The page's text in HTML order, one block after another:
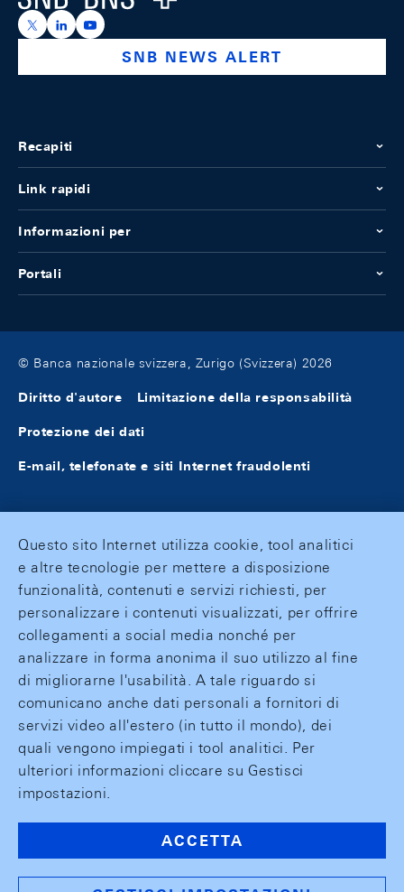
https://x.com/snb_bns
https://ch.linkedin.com/company/swiss-national-
https://www.youtube.com/@swissnationalbank
SNB NEWS ALERT
Recapiti
Link rapidi
Informazioni per
Portali
© Banca nazionale svizzera, Zurigo (Svizzera) 2026
Diritto d'autore Limitazione della responsabilità
Protezione dei dati
E-mail, telefonate e siti Internet fraudolenti
Questo sito Internet utilizza cookie, tool analitici
e altre tecnologie per mettere a disposizione
funzionalità, contenuti e servizi richiesti, per
personalizzare i contenuti visualizzati, per offrire
collegamenti a social media nonché per
analizzare in forma anonima il suo utilizzo al fine
di migliorarne l'usabilità. A tale riguardo si
comunicano anche dati personali a fornitori di
servizi video all'estero (in tutto il mondo), dei
quali vengono impiegati i tool analitici. Per
ulteriori informazioni cliccare su Gestisci
impostazioni.
ACCETTA